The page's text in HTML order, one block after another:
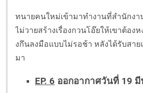
ทนายคนใหม่เข้ามาทำงานที่สำนักงา
ไม่วายสร้างเรื่องกวนโอ๊ยให้เขาต้อง
งกึนลงมือแบบไม่รอช้า หลังได้รับสาย
มา
EP. 6 ออกอากาศวันที่ 19